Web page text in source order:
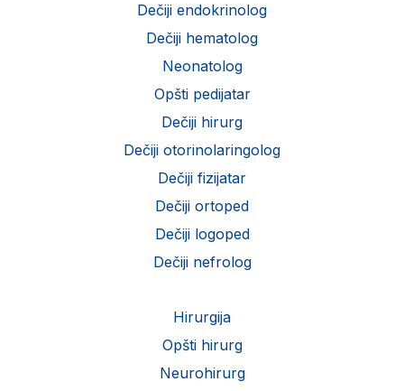
Dečiji endokrinolog
Dečiji hematolog
Neonatolog
Opšti pedijatar
Dečiji hirurg
Dečiji otorinolaringolog
Dečiji fizijatar
Dečiji ortoped
Dečiji logoped
Dečiji nefrolog
Hirurgija
Opšti hirurg
Neurohirurg